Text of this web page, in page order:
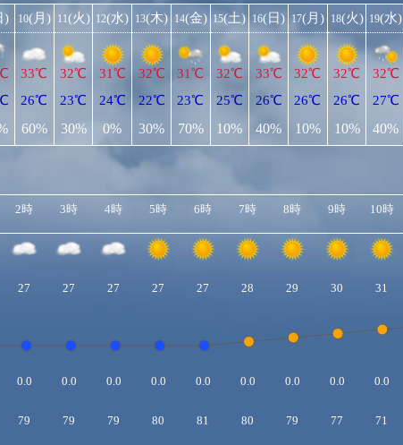
) 10(月)
33℃
26℃
60%
11(火)
32℃
23℃
30%
12(水)
31℃
24℃
0%
13(木)
32℃
22℃
30%
14(金)
31℃
23℃
70%
15(土)
32℃
25℃
10%
16(日)
33℃
26℃
40%
17(月)
32℃
26℃
10%
18(火)
32℃
26℃
10%
19(水)
32℃
27℃
40%
2時 3時 4時 5時 6時 7時 8時 9時 10時
27 27 27 27 27 28 29 30 31
0.0 0.0 0.0 0.0 0.0 0.0 0.0 0.0 0.0
79 79 79 80 81 80 79 77 71